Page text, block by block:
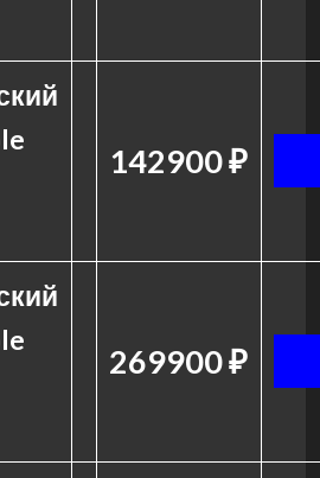
142900 ₽
269900 ₽